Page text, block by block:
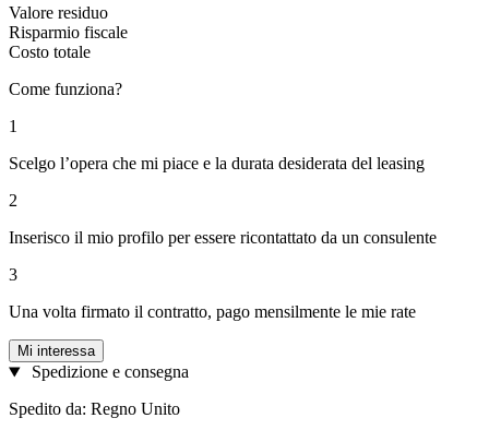
Valore residuo
Risparmio fiscale
Costo totale
Come funziona?
1
Scelgo l’opera che mi piace e la durata desiderata del leasing
2
Inserisco il mio profilo per essere ricontattato da un consulente
3
Una volta firmato il contratto, pago mensilmente le mie rate
Mi interessa
Spedizione e consegna
Spedito da: Regno Unito